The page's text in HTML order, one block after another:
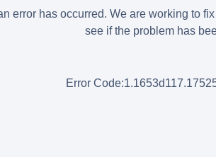
error has occurred. We are working to
see if the problem has
Error